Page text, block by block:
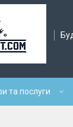
та послуги